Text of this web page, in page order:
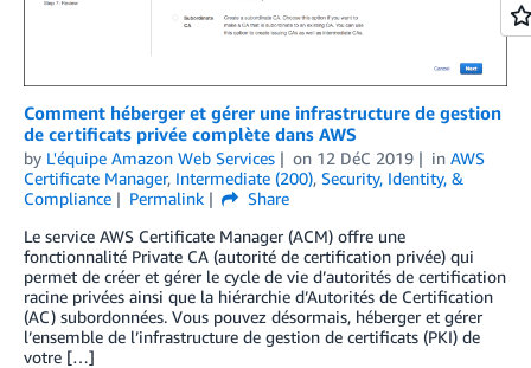
Comment héberger et gérer une infrastructure de gestion
de certificats privée complète dans AWS
by L'équipe Amazon Web Services on 12 DéC 2019 in AWS
Certificate Manager, Intermediate (200), Security, Identity, &
Compliance
Permalink
Share
Le service AWS Certificate Manager (ACM) offre une
fonctionnalité Private CA (autorité de certification privée) qui
permet de créer et gérer le cycle de vie d’autorités de certification
racine privées ainsi que la hiérarchie d’Autorités de Certification
(AC) subordonnées. Vous pouvez désormais, héberger et gérer
l’ensemble de l’infrastructure de gestion de certificats (PKI) de
votre […]